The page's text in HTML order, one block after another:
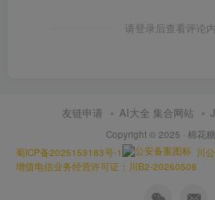
请登录后查看评论
友链申请 AI大全 集合网站
Copyright © 2025 · 棉花
蜀ICP备2025159183号-1
川
增值电信业务经营许可证：川B2-20260508